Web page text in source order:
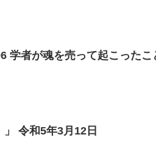
我ら日本人（12）「第一章006 学者が魂を売って起こった
令和5年3月12日